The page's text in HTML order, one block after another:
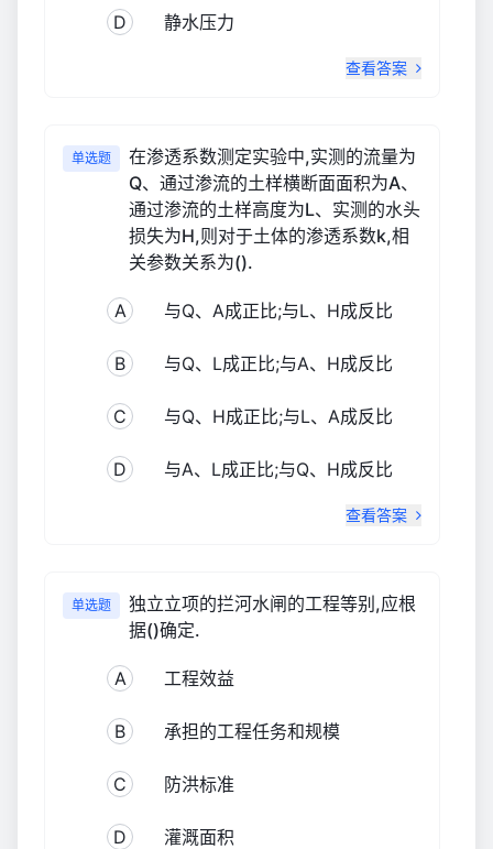
D 静水压力
查看答案
单选题
在渗透系数测定实验中,实测的流量为
Q、通过渗流的土样横断面面积为A、
通过渗流的土样高度为L、实测的水头
损失为H,则对于土体的渗透系数k,相
关参数关系为().
A 与Q、A成正比;与L、H成反比
B 与Q、L成正比;与A、H成反比
C 与Q、H成正比;与L、A成反比
D 与A、L成正比;与Q、H成反比
查看答案
单选题
独立立项的拦河水闸的工程等别,应根
据()确定.
A 工程效益
B 承担的工程任务和规模
C 防洪标准
D 灌溉面积